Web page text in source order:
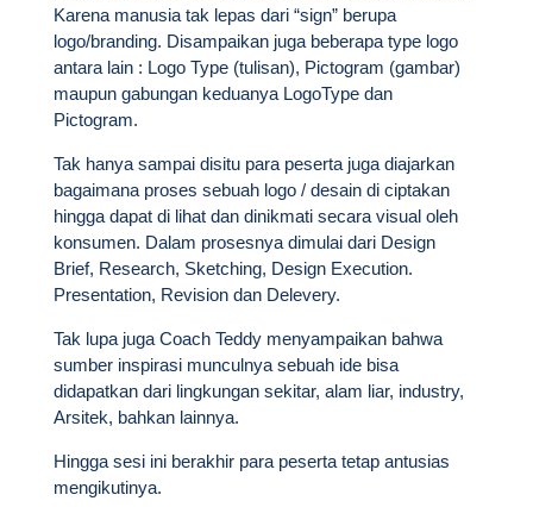
Karena manusia tak lepas dari “sign” berupa
logo/branding. Disampaikan juga beberapa type logo
antara lain : Logo Type (tulisan), Pictogram (gambar)
maupun gabungan keduanya LogoType dan
Pictogram.
Tak hanya sampai disitu para peserta juga diajarkan
bagaimana proses sebuah logo / desain di ciptakan
hingga dapat di lihat dan dinikmati secara visual oleh
konsumen. Dalam prosesnya dimulai dari Design
Brief, Research, Sketching, Design Execution.
Presentation, Revision dan Delevery.
Tak lupa juga Coach Teddy menyampaikan bahwa
sumber inspirasi munculnya sebuah ide bisa
didapatkan dari lingkungan sekitar, alam liar, industry,
Arsitek, bahkan lainnya.
Hingga sesi ini berakhir para peserta tetap antusias
mengikutinya.